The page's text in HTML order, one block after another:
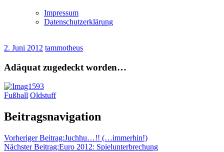
Impressum
Datenschutzerklärung
2. Juni 2012 tammotheus
Adäquat zugedeckt worden…
Fußball Oldstuff
Beitragsnavigation
Vorheriger Beitrag:Juchhu…!! (…immerhin!)
Nächster Beitrag:Euro 2012: Spielunterbrechung